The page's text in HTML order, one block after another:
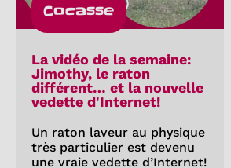
Cocasse
La vidéo de la semaine:
Jimothy, le raton
différent… et la nouvelle
vedette d'Internet!
Un raton laveur au physique
très particulier est devenu
une vraie vedette d’Internet!